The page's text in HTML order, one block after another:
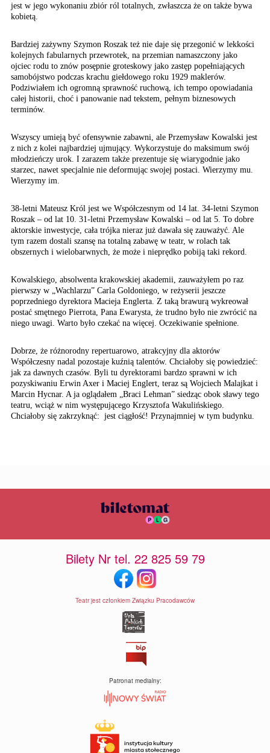
jest w jego wykonaniu zbiór ról totalnych, zwłaszcza że on także bywa
kobietą.
Bardziej zażywny Szymon Roszak też nie daje się przegonić w lekkości
kolejnych fabularnych przewrotek, na przemian namaszczony jako
ojciec rodu to znów posępnie groteskowy jako zastęp popełniających
samobójstwo podczas krachu giełdowego roku 1929 maklerów.
Podziwiałem ich ogromną sprawność ruchową, ich tempo opowiadania
całej historii, choć i panowanie nad tekstem, pełnym biznesowych
terminów.
Wszyscy umieją być ofensywnie zabawni, ale Przemysław Kowalski jest
z nich z kolei najbardziej ujmujący. Wykorzystuje do maksimum swój
młodzieńczy urok. I zarazem także prezentuje się wiarygodnie jako
starzec, nawet specjalnie nie deformując swojej postaci. Wierzymy mu.
Wierzymy im.
38-letni Mateusz Król jest we Współczesnym od 14 lat. 34-letni Szymon
Roszak – od lat 10. 31-letni Przemysław Kowalski – od lat 5. To dobre
aktorskie inwestycje, cała trójka nieraz już dawała się zauważyć. Ale
tym razem dostali szansę na totalną zabawę w teatr, w rolach tak
obszernych i wielobarwnych, że może i nieprędko pobiją taki rekord.
Kowalskiego, absolwenta krakowskiej akademii, zauważyłem po raz
pierwszy w „Wachlarzu” Carla Goldoniego, w reżyserii jeszcze
poprzedniego dyrektora Macieja Englerta. Z taką brawurą wykreował
postać smętnego Pierrota, Pana Ewarysta, że trudno było nie zwrócić na
niego uwagi. Warto było czekać na więcej. Oczekiwanie spełnione.
Dobrze, że różnorodny repertuarowo, atrakcyjny dla aktorów
Współczesny nadal pozostaje kuźnią talentów. Chciałoby się powiedzieć:
jak za dawnych czasów. Byli tu dyrektorami bardzo sprawni w ich
pozyskiwaniu Erwin Axer i Maciej Englert, teraz są Wojciech Malajkat i
Marcin Hycnar. A ja oglądałem „Braci Lehman” siedząc obok sławy tego
teatru, wciąż w nim występującego Krzysztofa Wakulińskiego.
Chciałoby się zakrzyknąć: jest ciągłość! Przynajmniej w tym budynku.
Bilety Nr tel. 22 825 59 79
Teatr jest członkiem Związku Pracodawców
Patronat medialny: